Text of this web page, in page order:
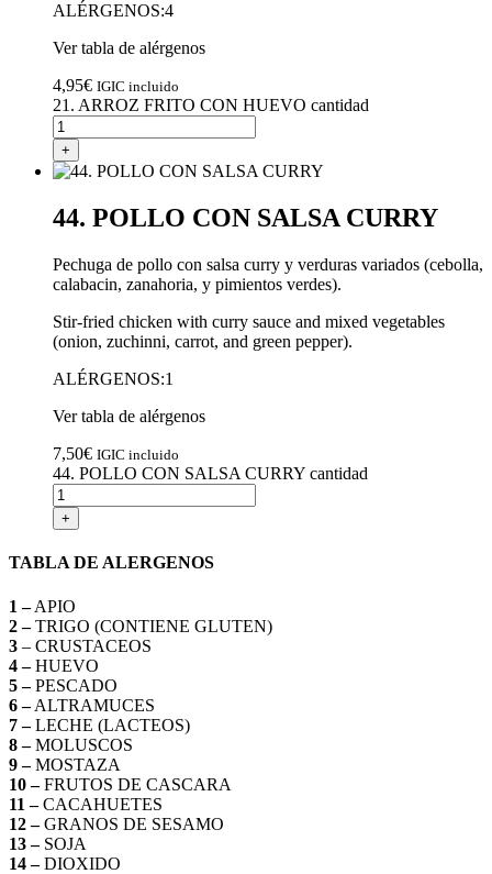
ALÉRGENOS:4
Ver tabla de alérgenos
4,95€ IGIC incluido
21. ARROZ FRITO CON HUEVO cantidad
+
44. POLLO CON SALSA CURRY
Pechuga de pollo con salsa curry y verduras variados (cebolla,
calabacin, zanahoria, y pimientos verdes).
Stir-fried chicken with curry sauce and mixed vegetables
(onion, zuchinni, carrot, and green pepper).
ALÉRGENOS:1
Ver tabla de alérgenos
7,50€ IGIC incluido
44. POLLO CON SALSA CURRY cantidad
+
TABLA DE ALERGENOS
1 –APIO
2 –TRIGO (CONTIENE GLUTEN)
3 – CRUSTACEOS
4 –HUEVO
5 –PESCADO
6 –ALTRAMUCES
7 –LECHE (LACTEOS)
8 –MOLUSCOS
9 –MOSTAZA
10 –FRUTOS DE CASCARA
11 –CACAHUETES
12 –GRANOS DE SESAMO
13 –SOJA
14 –DIOXIDO